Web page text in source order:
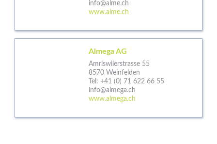
info@alme.ch
www.alme.ch
Almega AG
Amriswilerstrasse 55
8570 Weinfelden
Tel: +41 (0) 71 622 66 55
info@almega.ch
www.almega.ch